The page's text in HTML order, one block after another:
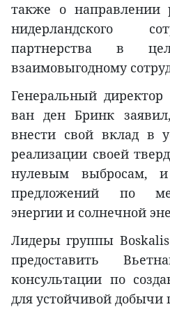
также о направлении
нидерландского
партнерства в
взаимовыгодному
Генеральный
ван ден Бринк
внести свой вклад в
реализации своей
нулевым выбросам, и
предложений по
энергии и солнечной
Лидеры группы
предоставить
консультации по
для устойчивой добычи